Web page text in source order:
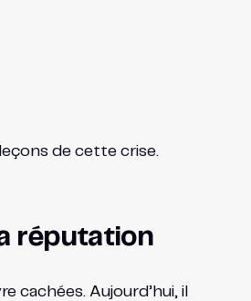
de cette crise.
réputation
cachées. Aujourd’hui, il